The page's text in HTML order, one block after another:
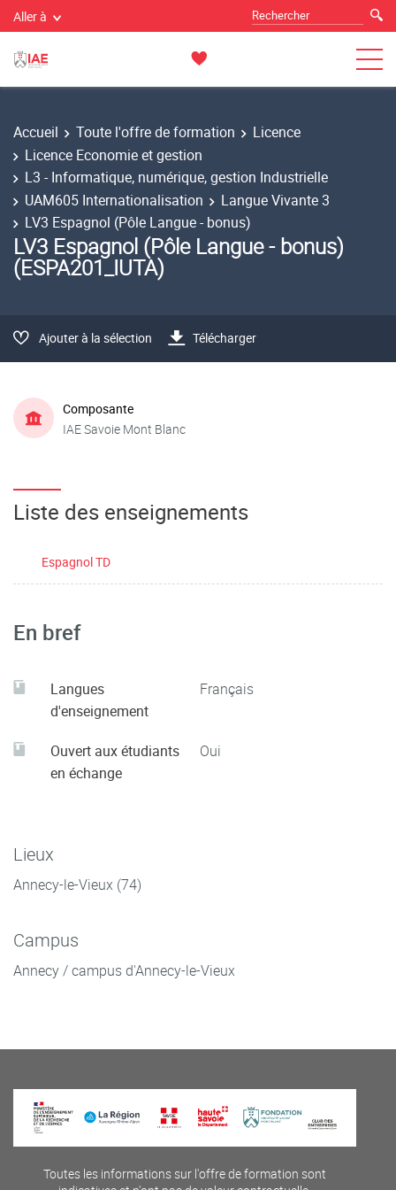
Aller à
Accueil Toute l'offre de formation
Licence
Licence Economie et gestion
L3 - Informatique, numérique, gestion Industrielle
UAM605 Internationalisation
Langue Vivante 3
LV3 Espagnol (Pôle Langue - bonus)
LV3 Espagnol (Pôle Langue - bonus)
(ESPA201_IUTA)
Ajouter à la sélection Télécharger
Composante
IAE Savoie Mont Blanc
Liste des enseignements
Espagnol TD
En bref
Langues
d'enseignement
Français
Ouvert aux étudiants
en échange
Oui
Lieux
Annecy-le-Vieux (74)
Campus
Annecy / campus d'Annecy-le-Vieux
Toutes les informations sur l'offre de formation sont